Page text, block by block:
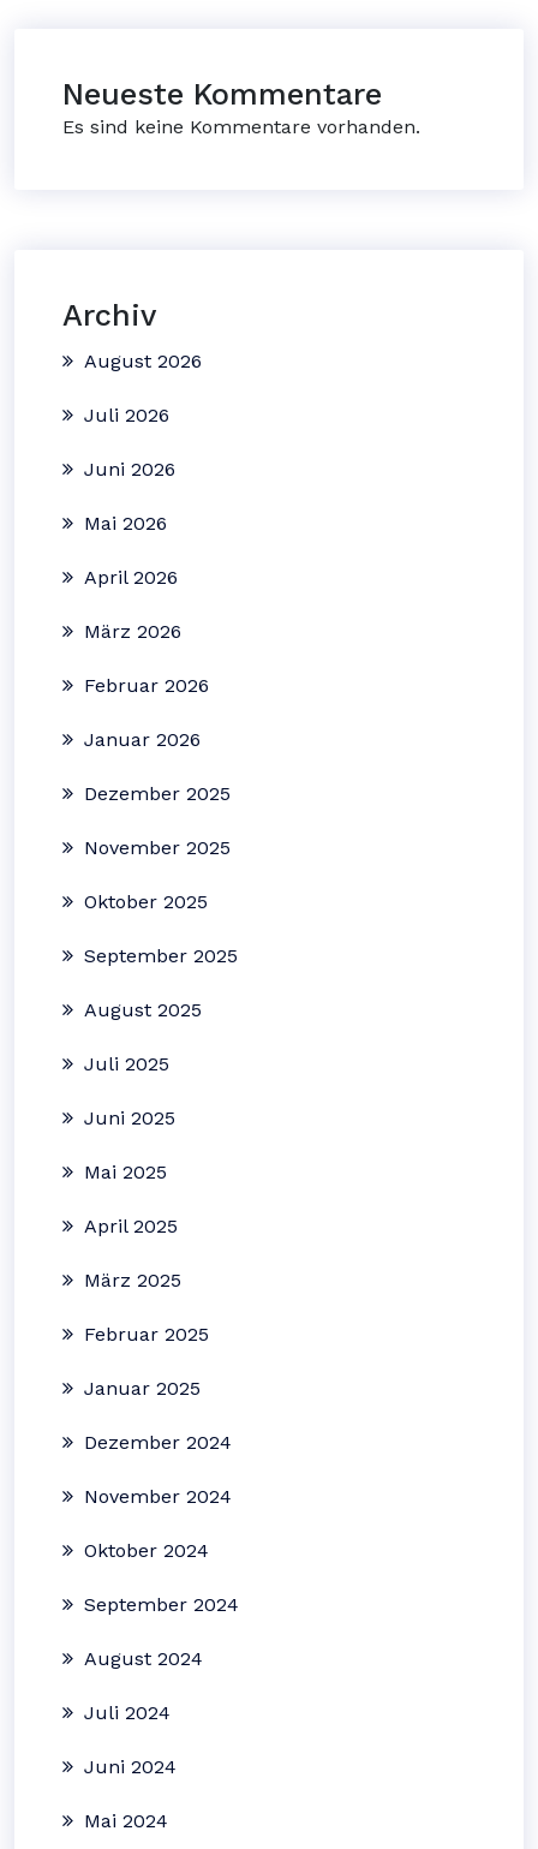
Neueste Kommentare
Es sind keine Kommentare vorhanden.
Archiv
August 2026
Juli 2026
Juni 2026
Mai 2026
April 2026
März 2026
Februar 2026
Januar 2026
Dezember 2025
November 2025
Oktober 2025
September 2025
August 2025
Juli 2025
Juni 2025
Mai 2025
April 2025
März 2025
Februar 2025
Januar 2025
Dezember 2024
November 2024
Oktober 2024
September 2024
August 2024
Juli 2024
Juni 2024
Mai 2024